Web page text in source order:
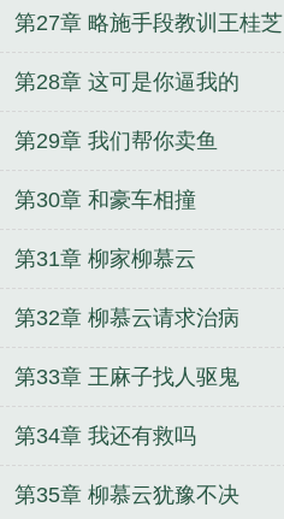
第27章 略施手段教训王桂芝
第28章 这可是你逼我的
第29章 我们帮你卖鱼
第30章 和豪车相撞
第31章 柳家柳慕云
第32章 柳慕云请求治病
第33章 王麻子找人驱鬼
第34章 我还有救吗
第35章 柳慕云犹豫不决